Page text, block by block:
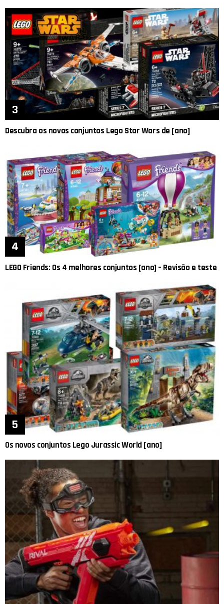
Descubra os novos conjuntos Lego Star Wars de [ano]
LEGO Friends: Os 4 melhores conjuntos [ano] – Revisão e teste
Os novos conjuntos Lego Jurassic World [ano]